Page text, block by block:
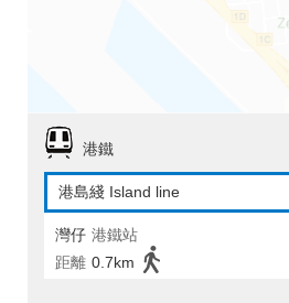
港鐵
港島綫 Island line
灣仔 港鐵站
距離 0.7km